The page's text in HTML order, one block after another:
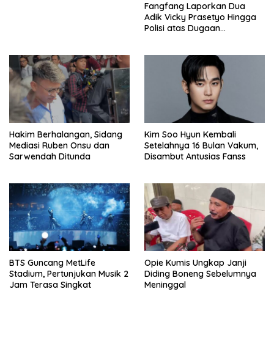
Fangfang Laporkan Dua
Adik Vicky Prasetyo Hingga
Polisi atas Dugaan
Hakim Berhalangan, Sidang
Mediasi Ruben Onsu dan
Sarwendah Ditunda
Kim Soo Hyun Kembali
Setelahnya 16 Bulan Vakum,
Disambut Antusias Fanss
BTS Guncang MetLife
Stadium, Pertunjukan Musik 2
Jam Terasa Singkat
Opie Kumis Ungkap Janji
Diding Boneng Sebelumnya
Meninggal